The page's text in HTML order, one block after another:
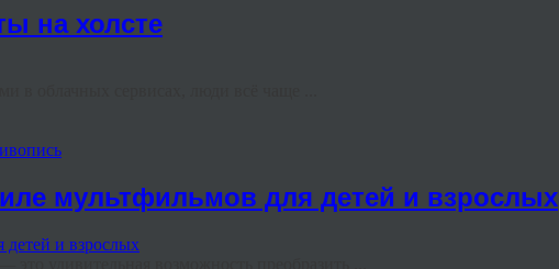
на холсте
мультфильмов для детей и взрослых